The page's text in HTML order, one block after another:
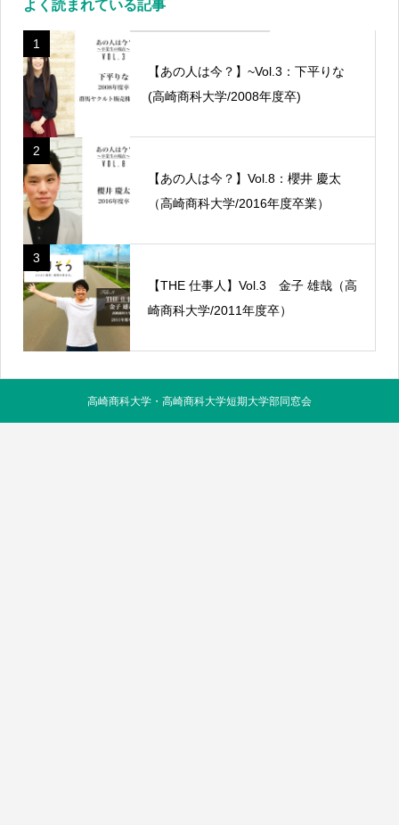
よく読まれている記事
1
【あの人は今？】~Vol.3：下平りな
(高崎商科大学/2008年度卒)
2
【あの人は今？】Vol.8：櫻井 慶太
（高崎商科大学/2016年度卒業）
3
【THE 仕事人】Vol.3 金子 雄哉（高
崎商科大学/2011年度卒）
高崎商科大学・高崎商科大学短期大学部同窓会